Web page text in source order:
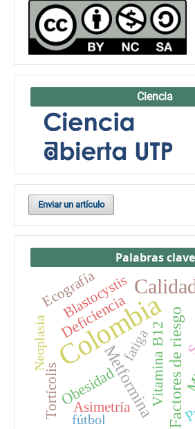
Ciencia
Enviar un artículo
Palabras clave
ColombiaFactores de riesgo
Metformina
Obesidad Vitamina B12
Deficiencia
fatiga
Blastocystis
Tortícolis Asimetría
Ecografía
fútbol
Neoplasia